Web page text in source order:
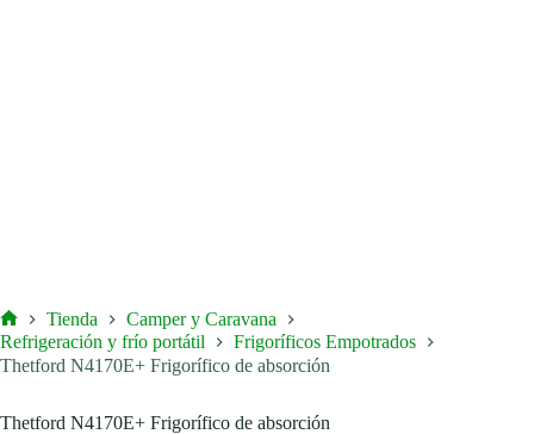
Inicio
Tienda
Camper y Caravana
Refrigeración y frío portátil
Frigoríficos Empotrados
Thetford N4170E+ Frigorífico de absorción
Thetford N4170E+ Frigorífico de absorción